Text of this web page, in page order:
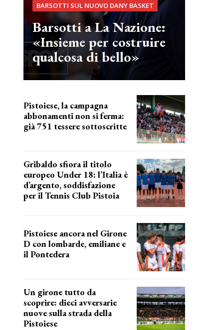
BARSOTTI SUL NUOVO DANY BASKET
Barsotti a La Nazione:
«Insieme per costruire
qualcosa di bello»
Pistoiese, la campagna
abbonamenti non si ferma:
già 751 tessere sottoscritte
Gribaldo sfiora il titolo
europeo Under 18: l’Italia è
d’argento, soddisfazione
per il Tennis Club Pistoia
Pistoiese ancora nel Girone
D con lombarde, emiliane e
il Pontedera
Un girone tutto da
scoprire: dieci avversarie
nuove sulla strada della
Pistoiese